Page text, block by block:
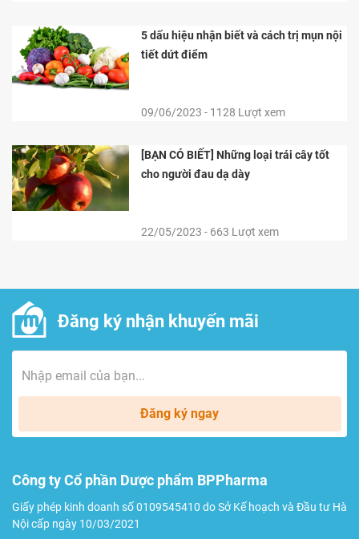
5 dấu hiệu nhận biết và cách trị mụn nội
tiết dứt điểm
09/06/2023 - 1128 Lượt xem
[BẠN CÓ BIẾT] Những loại trái cây tốt
cho người đau dạ dày
22/05/2023 - 663 Lượt xem
Đăng ký nhận khuyến mãi
Đăng ký ngay
Công ty Cổ phần Dược phẩm BPPharma
Giấy phép kinh doanh số 0109545410 do Sở Kế hoạch và Đầu tư Hà
Nội cấp ngày 10/03/2021